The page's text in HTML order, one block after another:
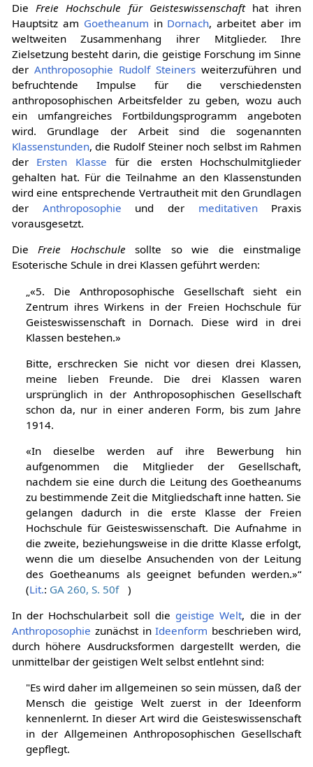
DieFreie Hochschule für Geisteswissenschafthat ihren
Hauptsitz am Goetheanum in Dornach, arbeitet aber im
weltweiten Zusammenhang ihrer Mitglieder. Ihre
Zielsetzung besteht darin, die geistige Forschung im Sinne
der Anthroposophie Rudolf Steiners weiterzuführen und
befruchtende Impulse für die verschiedensten
anthroposophischen Arbeitsfelder zu geben, wozu auch
ein umfangreiches Fortbildungsprogramm angeboten
wird. Grundlage der Arbeit sind die sogenannten
Klassenstunden, die Rudolf Steiner noch selbst im Rahmen
der Ersten Klasse für die ersten Hochschulmitglieder
gehalten hat. Für die Teilnahme an den Klassenstunden
wird eine entsprechende Vertrautheit mit den Grundlagen
der Anthroposophie und der meditativenPraxis
vorausgesetzt.
DieFreie Hochschule sollte so wie die einstmalige
Esoterische Schule in drei Klassen geführt werden:
„«5. Die Anthroposophische Gesellschaft sieht ein
Zentrum ihres Wirkens in der Freien Hochschule für
Geisteswissenschaft in Dornach. Diese wird in drei
Klassen bestehen.»
Bitte, erschrecken Sie nicht vor diesen drei Klassen,
meine lieben Freunde. Die drei Klassen waren
ursprünglich in der Anthroposophischen Gesellschaft
schon da, nur in einer anderen Form, bis zum Jahre
1914.
«In dieselbe werden auf ihre Bewerbung hin
aufgenommen die Mitglieder der Gesellschaft,
nachdem sie eine durch die Leitung des Goetheanums
zu bestimmende Zeit die Mitgliedschaft inne hatten. Sie
gelangen dadurch in die erste Klasse der Freien
Hochschule für Geisteswissenschaft. Die Aufnahme in
die zweite, beziehungsweise in die dritte Klasse erfolgt,
wenn die um dieselbe Ansuchenden von der Leitung
des Goetheanums als geeignet befunden werden.»“
(Lit.: GA 260, S. 50f
)
In der Hochschularbeit soll die geistige Welt, die in der
Anthroposophie zunächst inIdeenform beschrieben wird,
durch höhere Ausdrucksformen dargestellt werden, die
unmittelbar der geistigen Welt selbst entlehnt sind:
"Es wird daher im allgemeinen so sein müssen, daß der
Mensch die geistige Welt zuerst in der Ideenform
kennenlernt. In dieser Art wird die Geisteswissenschaft
in der Allgemeinen Anthroposophischen Gesellschaft
gepflegt.